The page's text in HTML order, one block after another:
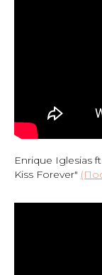
Enrique Iglesias
Kiss Forever"